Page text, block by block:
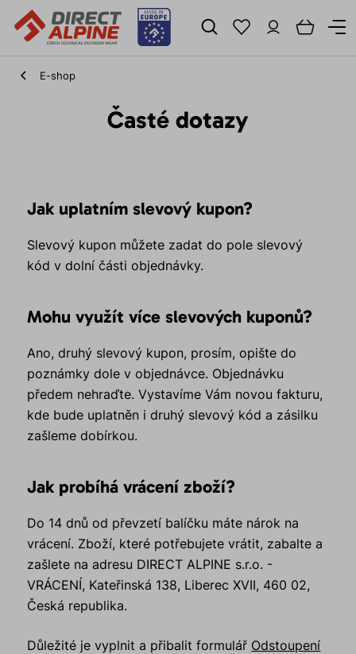
E-shop
Časté dotazy
Jak uplatním slevový kupon?
Slevový kupon můžete zadat do pole slevový
kód v dolní části objednávky.
Mohu využít více slevových kuponů?
Ano, druhý slevový kupon, prosím, opište do
poznámky dole v objednávce. Objednávku
předem nehraďte. Vystavíme Vám novou fakturu,
kde bude uplatněn i druhý slevový kód a zásilku
zašleme dobírkou.
Jak probíhá vrácení zboží?
Do 14 dnů od převzetí balíčku máte nárok na
vrácení. Zboží, které potřebujete vrátit, zabalte a
zašlete na adresu DIRECT ALPINE s.r.o. -
VRÁCENÍ, Kateřinská 138, Liberec XVII, 460 02,
Česká republika.
Důležité je vyplnit a přibalit formulář Odstoupení